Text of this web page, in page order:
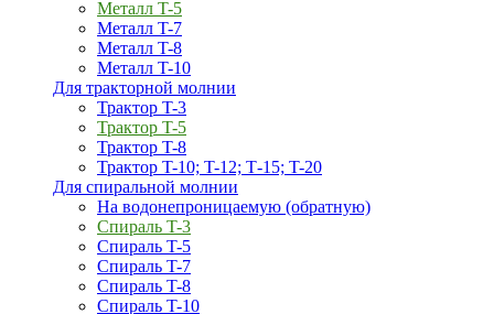
Металл T-5
Металл T-7
Металл T-8
Металл T-10
Для тракторной молнии
Трактор T-3
Трактор T-5
Трактор T-8
Трактор T-10; T-12; Т-15; T-20
Для спиральной молнии
На водонепроницаемую (обратную)
Спираль T-3
Спираль T-5
Спираль T-7
Спираль T-8
Спираль T-10